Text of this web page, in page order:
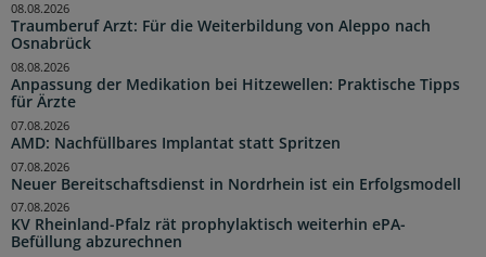
Traumberuf Arzt: Für die Weiterbildung von Aleppo nach
Osnabrück
08.08.2026
Anpassung der Medikation bei Hitzewellen: Praktische Tipps
für Ärzte
08.08.2026
AMD: Nachfüllbares Implantat statt Spritzen
07.08.2026
Neuer Bereitschaftsdienst in Nordrhein ist ein Erfolgsmodell
07.08.2026
KV Rheinland-Pfalz rät prophylaktisch weiterhin ePA-
Befüllung abzurechnen
07.08.2026